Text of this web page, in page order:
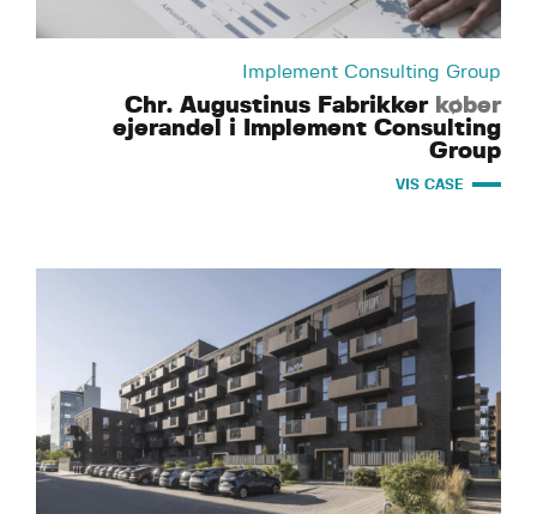
Implement Consulting Group
Chr. Augustinus Fabrikker køber
ejerandel i Implement Consulting
Group
VIS CASE